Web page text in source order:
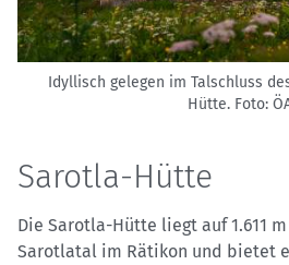
Idyllisch gelegen im Talschluss
Hütte. Foto:
Sarotla-Hütte
Die Sarotla-Hütte liegt auf 1.611
Sarotlatal im Rätikon und bietet